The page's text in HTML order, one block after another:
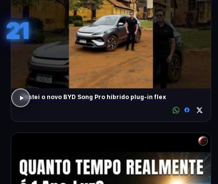
21
Testei o novo BYD Song Pro híbrido plug-in flex